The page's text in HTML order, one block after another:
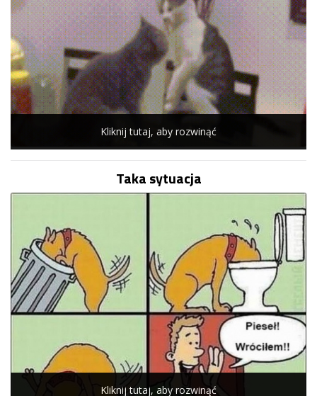
Kliknij tutaj, aby rozwinąć
Taka sytuacja
Kliknij tutaj, aby rozwinąć